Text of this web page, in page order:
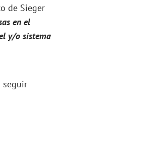
de Sieger
en el
y/o sistema
seguir